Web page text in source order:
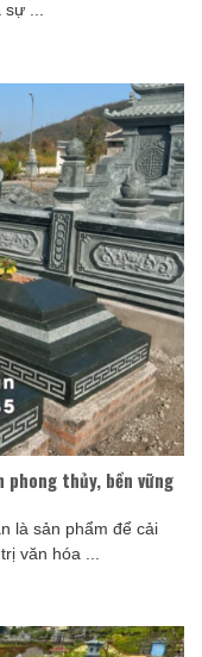
sự ...
phong thủy, bền vững
là sản phẩm để cải
văn hóa ...